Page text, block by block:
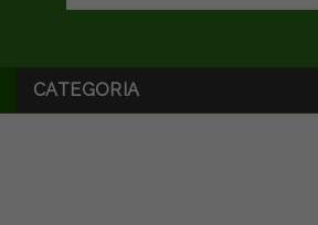
CATEGORIA